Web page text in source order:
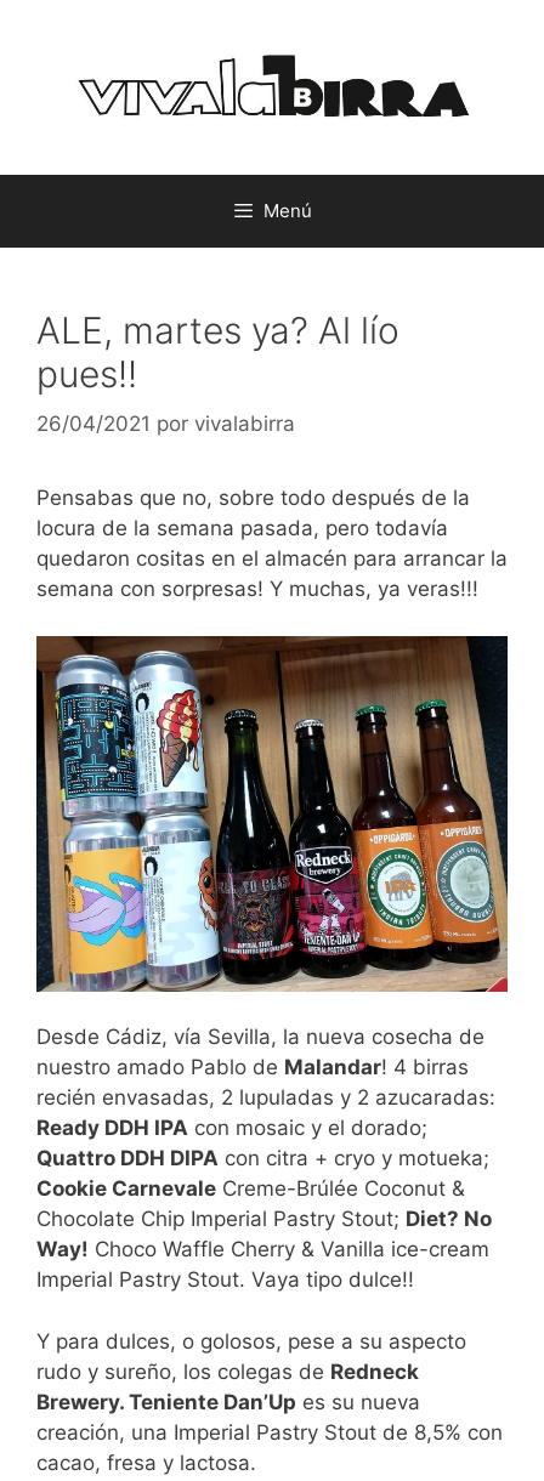
contenido
Menú
ALE, martes ya? Al lío
pues!!
26/04/2021 por vivalabirra
Pensabas que no, sobre todo después de la
locura de la semana pasada, pero todavía
quedaron cositas en el almacén para arrancar la
semana con sorpresas! Y muchas, ya veras!!!
Desde Cádiz, vía Sevilla, la nueva cosecha de
nuestro amado Pablo de Malandar! 4 birras
recién envasadas, 2 lupuladas y 2 azucaradas:
Ready DDH IPA con mosaic y el dorado;
Quattro DDH DIPA con citra + cryo y motueka;
Cookie Carnevale Creme-Brúlée Coconut &
Chocolate Chip Imperial Pastry Stout; Diet? No
Way! Choco Waffle Cherry & Vanilla ice-cream
Imperial Pastry Stout. Vaya tipo dulce!!
Y para dulces, o golosos, pese a su aspecto
rudo y sureño, los colegas de Redneck
Brewery. Teniente Dan’Up es su nueva
creación, una Imperial Pastry Stout de 8,5% con
cacao, fresa y lactosa.